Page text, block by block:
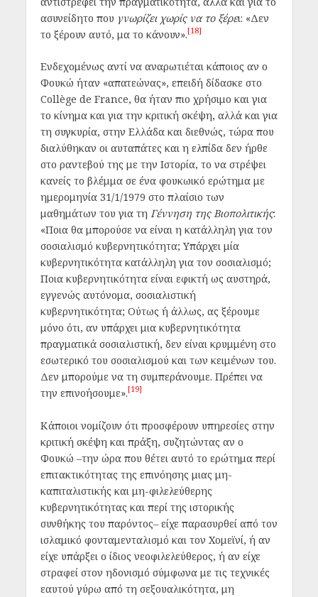
ασυνείδητο που γνωρίζει χωρίς να το ξέρει: «Δεν
το ξέρουν αυτό, μα το κάνουν».[18]
Ενδεχομένως αντί να αναρωτιέται κάποιος αν ο
Φουκώ ήταν «απατεώνας», επειδή δίδασκε στο
Collège de France, θα ήταν πιο χρήσιμο και για
το κίνημα και για την κριτική σκέψη, αλλά και για
τη συγκυρία, στην Ελλάδα και διεθνώς, τώρα που
διαλύθηκαν οι αυταπάτες και η ελπίδα δεν ήρθε
στο ραντεβού της με την Ιστορία, το να στρέψει
κανείς το βλέμμα σε ένα φουκωικό ερώτημα με
ημερομηνία 31/1/1979 στο πλαίσιο των
μαθημάτων του για τη Γέννηση της Βιοπολιτικής:
«Ποια θα μπορούσε να είναι η κατάλληλη για τον
σοσιαλισμό κυβερνητικότητα; Υπάρχει μία
κυβερνητικότητα κατάλληλη για τον σοσιαλισμό;
Ποια κυβερνητικότητα είναι εφικτή ως αυστηρά,
εγγενώς αυτόνομα, σοσιαλιστική
κυβερνητικότητα; Ούτως ή άλλως, ας ξέρουμε
μόνο ότι, αν υπάρχει μια κυβερνητικότητα
πραγματικά σοσιαλιστική, δεν είναι κρυμμένη στο
εσωτερικό του σοσιαλισμού και των κειμένων του.
Δεν μπορούμε να τη συμπεράνουμε. Πρέπει να
την επινοήσουμε».[19]
Κάποιοι νομίζουν ότι προσφέρουν υπηρεσίες στην
κριτική σκέψη και πράξη, συζητώντας αν ο
Φουκώ –την ώρα που θέτει αυτό το ερώτημα περί
επιτακτικότητας της επινόησης μιας μη-
καπιταλιστικής και μη-φιλελεύθερης
κυβερνητικότητας και περί της ιστορικής
συνθήκης του παρόντος– είχε παρασυρθεί από τον
ισλαμικό φονταμενταλισμό και τον Χομεϊνί, ή αν
είχε υπάρξει ο ίδιος νεοφιλελεύθερος, ή αν είχε
στραφεί στον ηδονισμό σύμφωνα με τις τεχνικές
εαυτού γύρω από τη σεξουαλικότητα, μη